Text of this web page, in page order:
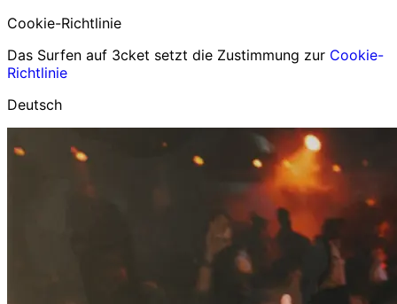
Cookie-Richtlinie
Das Surfen auf 3cket setzt die Zustimmung zur Cookie-
Richtlinie
Deutsch